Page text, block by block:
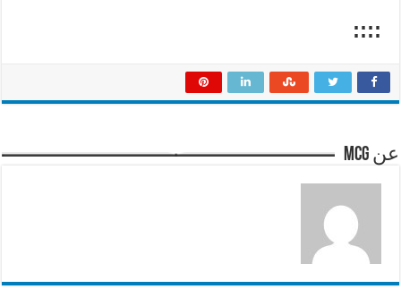
::::
عن mcg